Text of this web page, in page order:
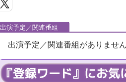
出演予定／関連番組
出演予定／関連番組がありませ